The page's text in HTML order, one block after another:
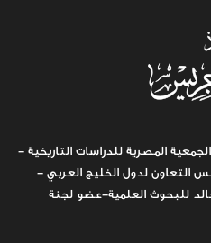
المصرية للدراسات التاريخية -
التعاون لدول الخليج العربي -
للبحوث العلمية-عضو لجنة